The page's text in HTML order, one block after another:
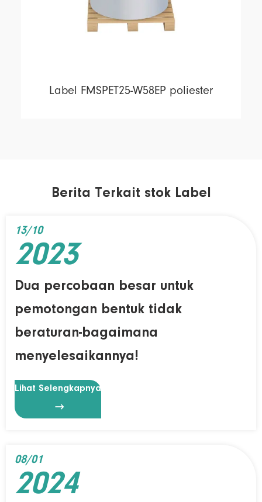
Label FMSPET25-W58EP poliester
Berita Terkait stok Label
Dua percobaan besar untuk
pemotongan bentuk tidak
beraturan-bagaimana
menyelesaikannya!
Lihat Selengkapnya

13/10
2023
08/01
2024